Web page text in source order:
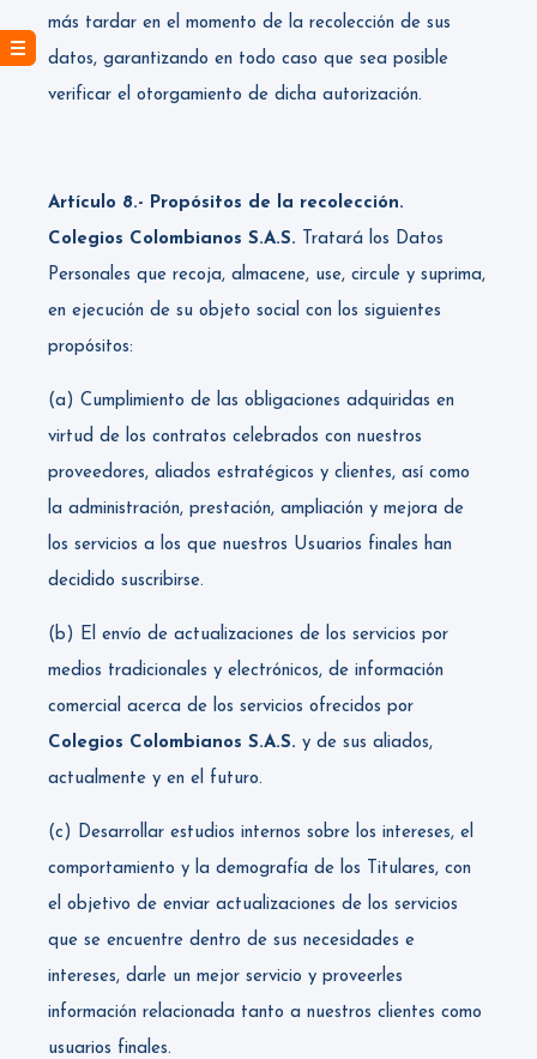
más tardar en el momento de la recolección de sus
datos, garantizando en todo caso que sea posible
verificar el otorgamiento de dicha autorización.
Artículo 8.- Propósitos de la recolección.
Colegios Colombianos S.A.S. Tratará los Datos
Personales que recoja, almacene, use, circule y suprima,
en ejecución de su objeto social con los siguientes
propósitos:
(a) Cumplimiento de las obligaciones adquiridas en
virtud de los contratos celebrados con nuestros
proveedores, aliados estratégicos y clientes, así como
la administración, prestación, ampliación y mejora de
los servicios a los que nuestros Usuarios finales han
decidido suscribirse.
(b) El envío de actualizaciones de los servicios por
medios tradicionales y electrónicos, de información
comercial acerca de los servicios ofrecidos por
Colegios Colombianos S.A.S. y de sus aliados,
actualmente y en el futuro.
(c) Desarrollar estudios internos sobre los intereses, el
comportamiento y la demografía de los Titulares, con
el objetivo de enviar actualizaciones de los servicios
que se encuentre dentro de sus necesidades e
intereses, darle un mejor servicio y proveerles
información relacionada tanto a nuestros clientes como
usuarios finales.